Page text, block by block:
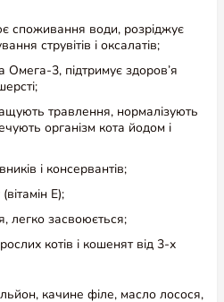
споживання води, розріджує
струвітів і оксалатів;
Омега-3, підтримує здоров’я
травлення, нормалізують
організм кота йодом і
і консервантів;
Е);
легко засвоюється;
котів і кошенят від 3-х
крохмаль тапіоки, карбонат